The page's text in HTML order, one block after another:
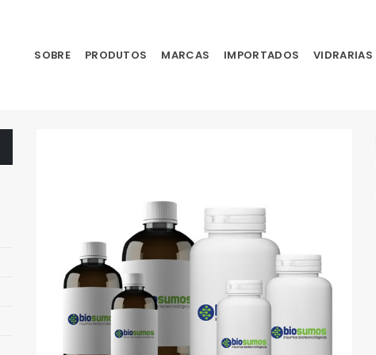
SOBRE PRODUTOS MARCAS IMPORTADOS VIDRARIAS